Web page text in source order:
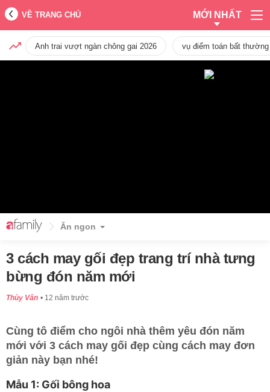
VỀ TRANG CHỦ MỚI NHẤT
Anh trai vượt ngàn chông gai 2026 vụ điểm toán bất
Ăn ngon
3 cách may gối đẹp trang trí nhà tưng
bừng đón năm mới
Thùy Vân 12 năm trước
Cùng tô điểm cho ngôi nhà thêm yêu đón năm
mới với 3 cách may gối đẹp cùng cách may đơn
giản này bạn nhé!
Mẫu 1: Gối bông hoa